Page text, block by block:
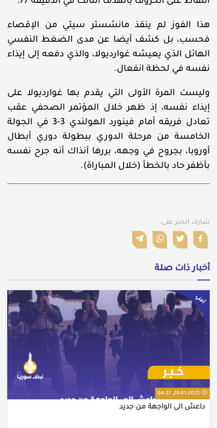
هذا الفوز لم ينقذ مانشستر سيتي من الإقصاء
فحسب، بل كشف أيضا عن مدى الضغط النفسي
الهائل الذي يعيشه غوارديولا، والذي دفعه إلى إيذاء
نفسه في لحظة انفعال.
وليست المرة الأولى التي يقدم بها غوارديولا على
إيذاء نفسه، إذ ظهر خلال المؤتمر الصحفي عقب
تعادل فريقه أمام فينورد الهولندي 3-3 في الجولة
الخامسة من مرحلة الدوري ببطولة دوري أبطال
أوروبا، بجروح في وجهه، بررها آنذاك أنه جرح نفسه
بأظفر حاد بالخطأ (خلال المباراة).
شارك الخبر على:
أخبار ذات صلة
أمني
28-01-2025, 04:27
داعش الى الواجهة من جديد